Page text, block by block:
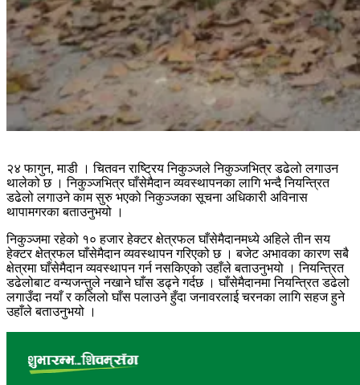
२४ फागुन, माडी । चितवन राष्ट्रिय निकुञ्जले निकुञ्जभित्र डढेलो लगाउन
थालेको छ । निकुञ्जभित्र घाँसेमैदान व्यवस्थापनका लागि भन्दै नियन्त्रित
डढेलो लगाउने काम सुरु भएको निकुञ्जका सूचना अधिकारी अविनास
थापामगरका बताउनुभयो ।
निकुञ्जमा रहेको १० हजार हेक्टर क्षेत्रफल घाँसेमैदानमध्ये अहिले तीन सय
हेक्टर क्षेत्रफल घाँसेमैदान व्यवस्थापन गरिएको छ । बजेट अभावका कारण सबै
क्षेत्रमा घाँसेमैदान व्यवस्थापन गर्न नसकिएको उहाँले बताउनुभयो । नियन्त्रित
डढेलोबाट वन्यजन्तुले नखाने घाँस डढ्ने गर्दछ ।घाँसेमैदानमा नियन्त्रित डढेलो
लगाउँदा नयाँ र कलिलो घाँस पलाउने हुँदा जनावरलाई चरनका लागि सहज हुने
उहाँले बताउनुभयो ।